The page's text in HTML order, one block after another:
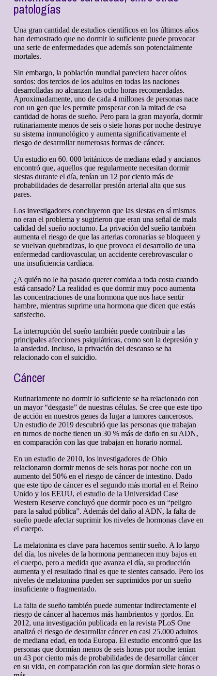
patologías
Una gran cantidad de estudios científicos en los últimos años
han demostrado que no dormir lo suficiente puede provocar
una serie de enfermedades que además son potencialmente
mortales.
Sin embargo, la población mundial pareciera hacer oídos
sordos: dos tercios de los adultos en todas las naciones
desarrolladas no alcanzan las ocho horas recomendadas.
Aproximadamente, uno de cada 4 millones de personas nace
con un gen que les permite prosperar con la mitad de esa
cantidad de horas de sueño. Pero para la gran mayoría, dormir
rutinariamente menos de seis o siete horas por noche destruye
su sistema inmunológico y aumenta significativamente el
riesgo de desarrollar numerosas formas de cáncer.
Un estudio en 60. 000 británicos de mediana edad y ancianos
encontró que, aquellos que regularmente necesitan dormir
siestas durante el día, tenían un 12 por ciento más de
probabilidades de desarrollar presión arterial alta que sus
pares.
Los investigadores concluyeron que las siestas en sí mismas
no eran el problema y sugirieron que eran una señal de mala
calidad del sueño nocturno. La privación del sueño también
aumenta el riesgo de que las arterias coronarias se bloqueen y
se vuelvan quebradizas, lo que provoca el desarrollo de una
enfermedad cardiovascular, un accidente cerebrovascular o
una insuficiencia cardíaca.
¿A quién no le ha pasado querer comida a toda costa cuando
está cansado? La realidad es que dormir muy poco aumenta
las concentraciones de una hormona que nos hace sentir
hambre, mientras suprime una hormona que dicen que estás
satisfecho.
La interrupción del sueño también puede contribuir a las
principales afecciones psiquiátricas, como son la depresión y
la ansiedad. Incluso, la privación del descanso se ha
relacionado con el suicidio.
Cáncer
Rutinariamente no dormir lo suficiente se ha relacionado con
un mayor “desgaste” de nuestras células. Se cree que este tipo
de acción en nuestros genes da lugar a tumores cancerosos.
Un estudio de 2019 descubrió que las personas que trabajan
en turnos de noche tienen un 30 % más de daño en su ADN,
en comparación con las que trabajan en horario normal.
En un estudio de 2010, los investigadores de Ohio
relacionaron dormir menos de seis horas por noche con un
aumento del 50% en el riesgo de cáncer de intestino. Dado
que este tipo de cáncer es el segundo más mortal en el Reino
Unido y los EEUU, el estudio de la Universidad Case
Western Reserve concluyó que dormir poco es un “peligro
para la salud pública”. Además del daño al ADN, la falta de
sueño puede afectar suprimir los niveles de hormonas clave en
el cuerpo.
La melatonina es clave para hacernos sentir sueño. A lo largo
del día, los niveles de la hormona permanecen muy bajos en
el cuerpo, pero a medida que avanza el día, su producción
aumenta y el resultado final es que te sientes cansado. Pero los
niveles de melatonina pueden ser suprimidos por un sueño
insuficiente o fragmentado.
La falta de sueño también puede aumentar indirectamente el
riesgo de cáncer al hacernos más hambrientos y gordos. En
2012, una investigación publicada en la revista PLoS One
analizó el riesgo de desarrollar cáncer en casi 25.000 adultos
de mediana edad, en toda Europa. El estudio encontró que las
personas que dormían menos de seis horas por noche tenían
un 43 por ciento más de probabilidades de desarrollar cáncer
en su vida, en comparación con las que dormían siete horas o